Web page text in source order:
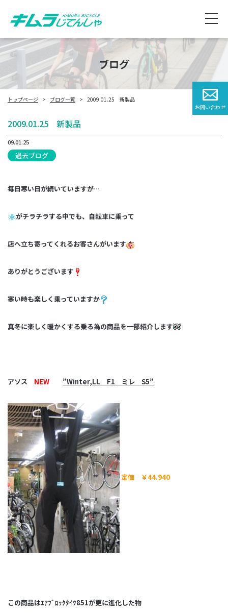
ブログ
トップページ ブログ一覧 2009.01.25 新製品
2009.01.25 新製品
09.01.25
過去ブログ
毎日寒い日が続いていますが…
がチラチラする中でも、自転車に乗って
店へ立ち寄ってくれるお客さんがいます
ありがとうございます
寒い時も楽しく乗っていますか
真冬に楽しく暖かくする乗る為の商品を一部紹介します
アソス NEW ”Winter,LL F1 ミレ S5”
定価 ￥44.940
この商品はｴｱﾌﾞﾛｯｸﾀｲﾂ851が更に進化した物
お問い合わせ